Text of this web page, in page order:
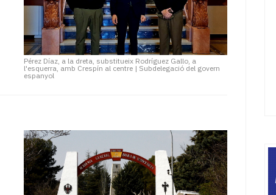
Pérez Díaz, a la dreta, substitueix Rodríguez Gallo, a
l'esquerra, amb Crespín al centre | Subdelegació del govern
espanyol